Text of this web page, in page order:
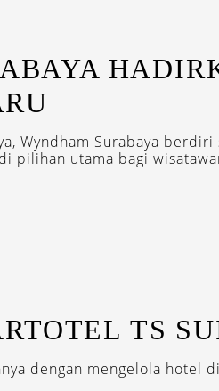
Wyndham Surabaya berdiri
pilihan utama bagi
TS
dengan mengelola hotel